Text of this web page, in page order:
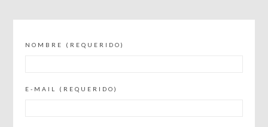
NOMBRE (REQUERIDO)
E-MAIL (REQUERIDO)